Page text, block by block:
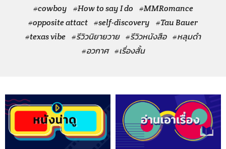
#cowboy
#How to say I do
#MMRomance
#opposite attact #self-discovery
#Tau Bauer
#texas vibe #รีวิวนิยายวาย #รีวิวหนังสือ #หลุมดำ
#อวกาศ #เรื่องสั้น